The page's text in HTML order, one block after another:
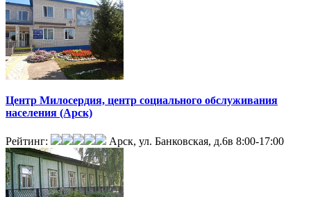
Центр Милосердия, центр социального обслуживания
населения (Арск)
Рейтинг: Арск, ул. Банковская, д.6в 8:00-17:00